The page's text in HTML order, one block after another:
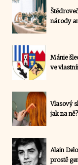
národy
Mánie
ve
Vlasový
jak na ně?
Alain
prostě